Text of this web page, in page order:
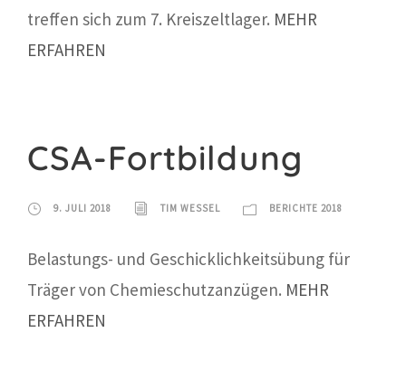
treffen sich zum 7. Kreiszeltlager. MEHR
ERFAHREN
CSA-Fortbildung
9. JULI 2018 TIM WESSEL BERICHTE 2018
Belastungs- und Geschicklichkeitsübung für
Träger von Chemieschutzanzügen. MEHR
ERFAHREN